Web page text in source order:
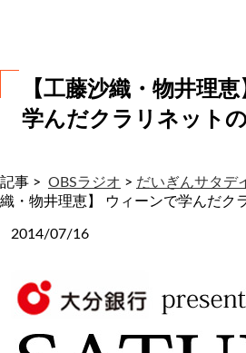
【工藤沙織・物井理
学んだクラリネット
記事 > OBSラジオ > だいぎんサタデ
織・物井理恵】 ウィーンで学んだク
2014/07/16